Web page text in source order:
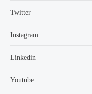
Twitter
Instagram
Linkedin
Youtube